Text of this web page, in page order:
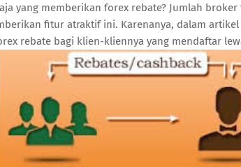
yang memberikan forex rebate? Jumlah
fitur atraktif ini. Karenanya, dalam
rebate bagi klien-kliennya yang mendaftar